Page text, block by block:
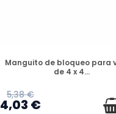
DISPONIBLE
Manguito de bloqueo para
de 4 x 4...
5,38 €
4,03 €